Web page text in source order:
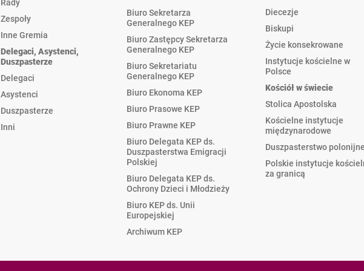
Rady
Zespoły
Inne Gremia
Delegaci, Asystenci,
Duszpasterze
Delegaci
Asystenci
Duszpasterze
Inni
Biuro Sekretarza
Generalnego KEP
Biuro Zastępcy Sekretarza
Generalnego KEP
Biuro Sekretariatu
Generalnego KEP
Biuro Ekonoma KEP
Biuro Prasowe KEP
Biuro Prawne KEP
Biuro Delegata KEP ds.
Duszpasterstwa Emigracji
Polskiej
Biuro Delegata KEP ds.
Ochrony Dzieci i Młodzieży
Biuro KEP ds. Unii
Europejskiej
Archiwum KEP
Diecezje
Biskupi
Życie konsekrowane
Instytucje kościelne w
Polsce
Kościół w świecie
Stolica Apostolska
Kościelne instytucje
międzynarodowe
Duszpasterstwo polonijne
Polskie instytucje
za granicą